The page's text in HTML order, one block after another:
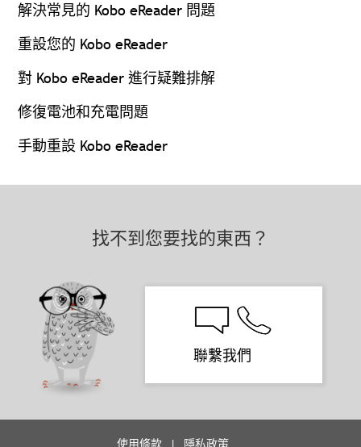
解決常見的 Kobo eReader 問題
重設您的 Kobo eReader
對 Kobo eReader 進行疑難排解
修復電池和充電問題
手動重設 Kobo eReader
找不到您要找的東西？
聯繫我們
使用條款 隱私政策